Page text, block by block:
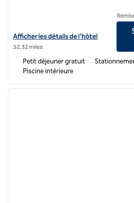
Afficher les détails de l'hôtel Home2
Afficher les détails de l'hôtel
52,32 miles
Petit déjeuner gratuit
Piscine intérieure
1 sur 12